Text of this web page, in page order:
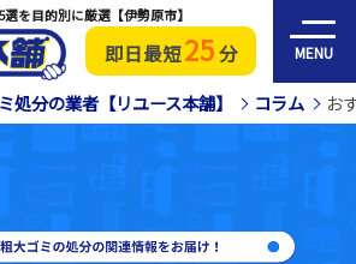
即日最短25分 MENU
を目的別に厳選【伊勢原市】
処分の業者【リユース本舗】 コラム お